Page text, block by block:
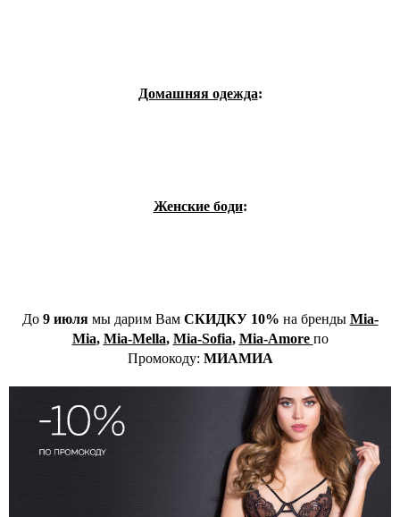
Домашняя одежда:
Женские боди:
До9 июля мы дарим Вам СКИДКУ 10% на бренды Mia-
Mia, Mia-Mella, Mia-Sofia, Mia-Amore по
Промокоду: МИАМИА